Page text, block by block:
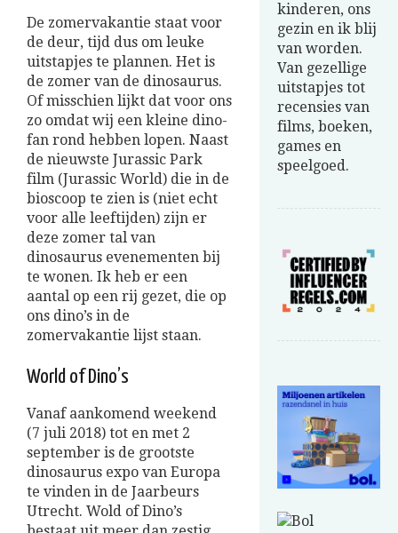
De zomervakantie staat voor
de deur, tijd dus om leuke
uitstapjes te plannen. Het is
de zomer van de dinosaurus.
Of misschien lijkt dat voor ons
zo omdat wij een kleine dino-
fan rond hebben lopen. Naast
de nieuwste Jurassic Park
film (Jurassic World) die in de
bioscoop te zien is (niet echt
voor alle leeftijden) zijn er
deze zomer tal van
dinosaurus evenementen bij
te wonen. Ik heb er een
aantal op een rij gezet, die op
ons dino’s in de
zomervakantie lijst staan.
World of Dino’s
Vanaf aankomend weekend
(7 juli 2018) tot en met 2
september is de grootste
dinosaurus expo van Europa
te vinden in de Jaarbeurs
Utrecht. Wold of Dino’s
kinderen, ons
gezin en ik blij
van worden.
Van gezellige
uitstapjes tot
recensies van
films, boeken,
games en
speelgoed.